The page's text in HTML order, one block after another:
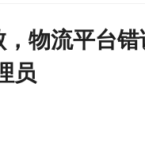
物流平台
员